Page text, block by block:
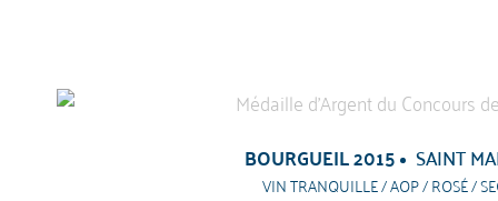
BOURGUEIL 2015 SAINT
VIN TRANQUILLE / AOP / ROSÉ /